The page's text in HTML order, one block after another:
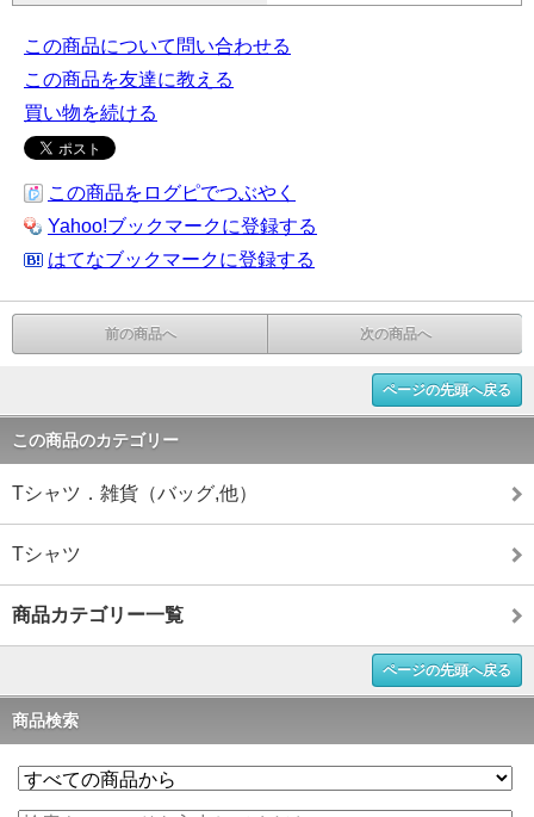
この商品について問い合わせる
この商品を友達に教える
買い物を続ける
この商品をログピでつぶやく
Yahoo!ブックマークに登録する
はてなブックマークに登録する
前の商品へ 次の商品へ
ページの先頭へ戻る
この商品のカテゴリー
Tシャツ．雑貨（バッグ,他）
Tシャツ
商品カテゴリー一覧
ページの先頭へ戻る
商品検索